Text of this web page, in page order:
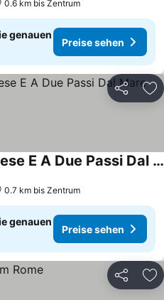
0.6 km bis Zentrum
genauen
Preise sehen
Teilen
Casa Nel Cuore Del Paese E A Due Passi Dal Mare
0.7 km bis Zentrum
genauen
Preise sehen
Teilen